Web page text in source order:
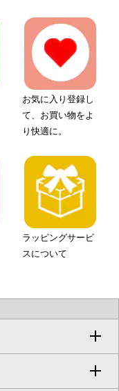
お気に入り登録し
て、お買い物をよ
り快適に。
ラッピングサービ
スについて